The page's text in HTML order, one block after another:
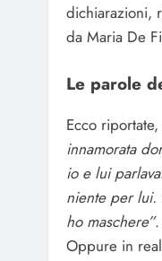
dichiarazioni,
da Maria De
Le parole
Ecco
innamorata
io e lui
niente per lui.
ho maschere”
Oppure in